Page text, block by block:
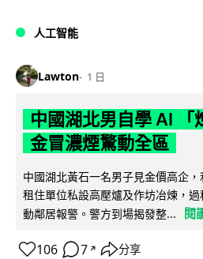
人工智能
Lawton 1 日
中國湖北男自學 AI 「
金冒濃煙驚動全區
中國湖北黃石一名男子見金價高企
租住單位私設高壓爐及作坊冶煉，
動鄰居報警。警方到場揭發整...
閱
106 7 ↗ 分享